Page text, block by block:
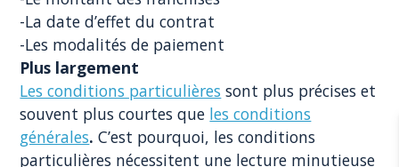
-La date d’effet du contrat
-Les modalités de paiement
Plus largement
Les conditions particulières sont plus précises et
souvent plus courtes que les conditions
générales. C’est pourquoi, les conditions
particulières nécessitent une lecture minutieuse